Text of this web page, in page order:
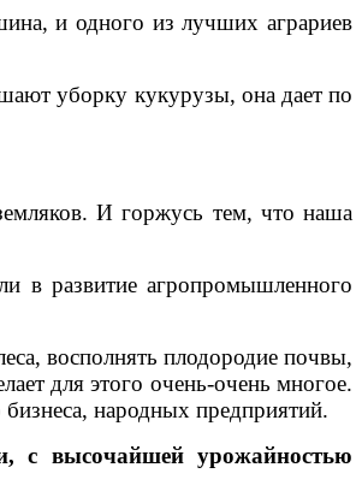
и одного из лучших аграриев
уборку кукурузы, она дает по
И горжусь тем, что наша
в развитие агропромышленного
восполнять плодородие почвы,
для этого очень-очень многое.
народных предприятий.
с высочайшей урожайностью